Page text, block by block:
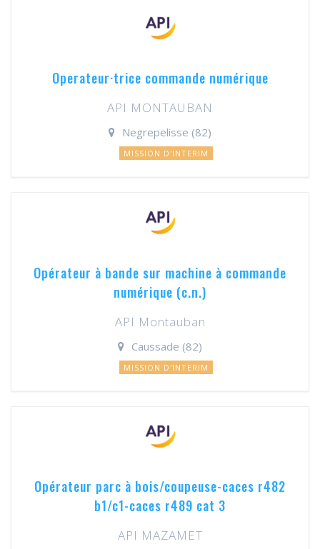
Operateur·trice commande numérique
API MONTAUBAN
Negrepelisse (82)
MISSION D'INTERIM
Opérateur à bande sur machine à commande
numérique (c.n.)
API Montauban
Caussade (82)
MISSION D'INTERIM
Opérateur parc à bois/coupeuse-caces r482
b1/c1-caces r489 cat 3
API MAZAMET